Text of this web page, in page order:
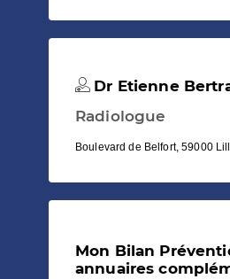
Dr Etienne
Radiologue
Boulevard de Belfort, 59000
Mon Bilan
annuaires